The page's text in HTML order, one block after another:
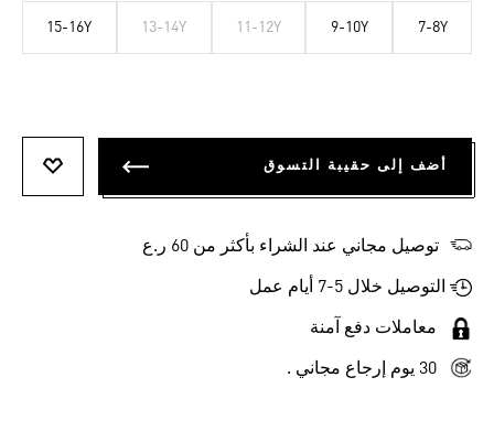
7-8Y
9-10Y
11-12Y
13-14Y
15-16Y
أضف إلى حقيبة التسوق
توصيل مجاني عند الشراء بأكثر من 60 ر.ع
التوصيل خلال 5-7 أيام عمل
معاملات دفع آمنة